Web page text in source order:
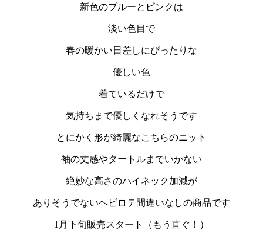
新色のブルーとピンクは
淡い色目で
春の暖かい日差しにぴったりな
優しい色
着ているだけで
気持ちまで優しくなれそうです
とにかく形が綺麗なこちらのニット
袖の丈感やタートルまでいかない
絶妙な高さのハイネック加減が
ありそうでないヘビロテ間違いなしの商品です
1月下旬販売スタート（もう直ぐ！）